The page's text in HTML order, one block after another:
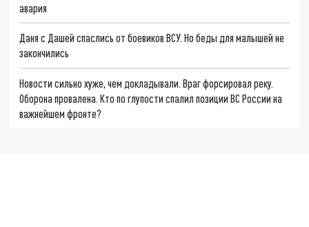
авария
Даня с Дашей спаслись от боевиков ВСУ. Но беды для малышей не
закончились
Новости сильно хуже, чем докладывали. Враг форсировал реку.
Оборона провалена. Кто по глупости спалил позиции ВС России на
важнейшем фронте?